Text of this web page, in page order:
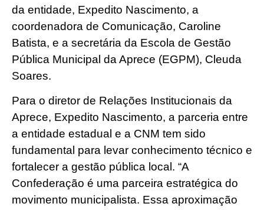
da entidade, Expedito Nascimento, a
coordenadora de Comunicação, Caroline
Batista, e a secretária da Escola de Gestão
Pública Municipal da Aprece (EGPM), Cleuda
Soares.
Para o diretor de Relações Institucionais da
Aprece, Expedito Nascimento, a parceria entre
a entidade estadual e a CNM tem sido
fundamental para levar conhecimento técnico e
fortalecer a gestão pública local. “A
Confederação é uma parceira estratégica do
movimento municipalista. Essa aproximação